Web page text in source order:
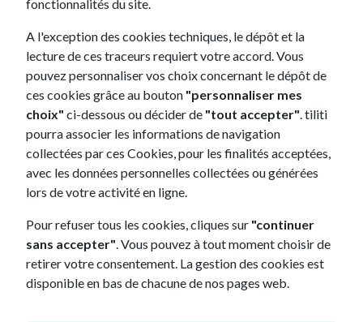
fonctionnalités du site.
A l'exception des cookies techniques, le dépôt et la
lecture de ces traceurs requiert votre accord. Vous
pouvez personnaliser vos choix concernant le dépôt de
ces cookies grâce au bouton "personnaliser mes
choix" ci-dessous ou décider de "tout accepter". tiliti
pourra associer les informations de navigation
collectées par ces Cookies, pour les finalités acceptées,
avec les données personnelles collectées ou générées
lors de votre activité en ligne.
Pour refuser tous les cookies, cliques sur "continuer
sans accepter". Vous pouvez à tout moment choisir de
retirer votre consentement. La gestion des cookies est
disponible en bas de chacune de nos pages web.